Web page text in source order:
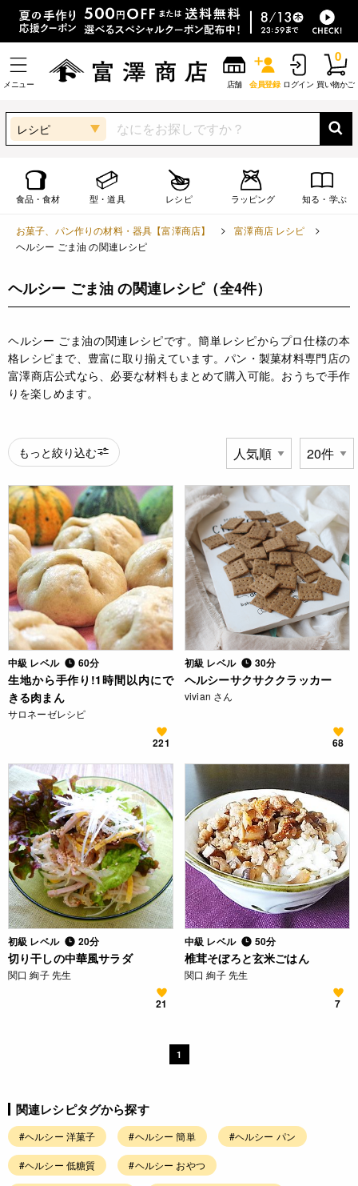
メニュー 店舗 会員登録 ログイン 買い物かご
0
レシピ
食品・食材 型・道具 レシピ ラッピング 知る・学ぶ
お菓子、パン作りの材料・器具【富澤商店】
富澤商店 レシピ
ヘルシー ごま油 の関連レシピ
ヘルシー ごま油 の関連レシピ（全4件）
ヘルシー ごま油の関連レシピです。簡単レシピからプロ仕様の本
格レシピまで、豊富に取り揃えています。パン・製菓材料専門店の
富澤商店公式なら、必要な材料もまとめて購入可能。おうちで手作
りを楽しめます。
もっと絞り込む
中級 レベル 60分
生地から手作り!1時間以内にで
きる肉まん
サロネーゼレシピ
221
初級 レベル 30分
ヘルシーサクサククラッカー
vivian さん
68
初級 レベル 20分
切り干しの中華風サラダ
関口 絢子 先生
21
中級 レベル 50分
椎茸そぼろと玄米ごはん
関口 絢子 先生
7
1
関連レシピタグから探す
#ヘルシー 洋菓子 #ヘルシー 簡単 #ヘルシー パン
#ヘルシー 低糖質 #ヘルシー おやつ